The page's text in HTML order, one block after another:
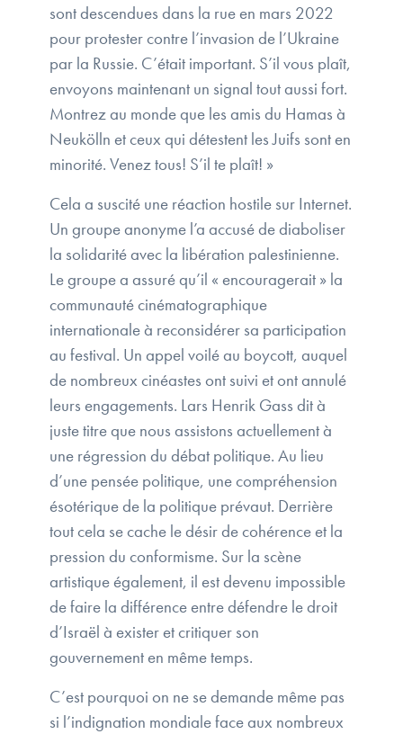
sont descendues dans la rue en mars 2022
pour protester contre l’invasion de l’Ukraine
par la Russie. C’était important. S’il vous plaît,
envoyons maintenant un signal tout aussi fort.
Montrez au monde que les amis du Hamas à
Neukölln et ceux qui détestent les Juifs sont en
minorité. Venez tous! S’il te plaît! »
Cela a suscité une réaction hostile sur Internet.
Un groupe anonyme l’a accusé de diaboliser
la solidarité avec la libération palestinienne.
Le groupe a assuré qu’il « encouragerait » la
communauté cinématographique
internationale à reconsidérer sa participation
au festival. Un appel voilé au boycott, auquel
de nombreux cinéastes ont suivi et ont annulé
leurs engagements. Lars Henrik Gass dit à
juste titre que nous assistons actuellement à
une régression du débat politique. Au lieu
d’une pensée politique, une compréhension
ésotérique de la politique prévaut. Derrière
tout cela se cache le désir de cohérence et la
pression du conformisme. Sur la scène
artistique également, il est devenu impossible
de faire la différence entre défendre le droit
d’Israël à exister et critiquer son
gouvernement en même temps.
C’est pourquoi on ne se demande même pas
si l’indignation mondiale face aux nombreux